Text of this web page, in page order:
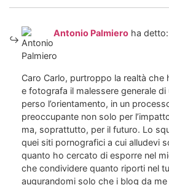
Antonio Palmiero ha detto:
Caro Carlo, purtroppo la realtà
e fotografa il malessere generale
perso l’orientamento, in un
preoccupante non solo per
ma, soprattutto, per il futuro. Lo
quei siti pornografici a cui alludevi
quanto ho cercato di esporre nel
che condividere quanto riporti nel
augurandomi solo che i blog da